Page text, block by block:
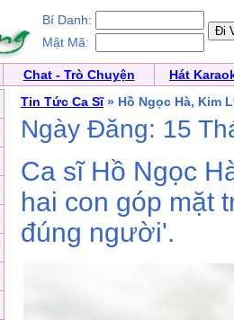
Bí Danh:
Mật Mã:
Chat - Trò Chuyện
Hát
Tin Tức Ca Sĩ» Hồ Ngọc Hà, Kim
Ngày Đăng: 15
Ca sĩ Hồ Ngọc
hai con góp mặt
đúng người'.